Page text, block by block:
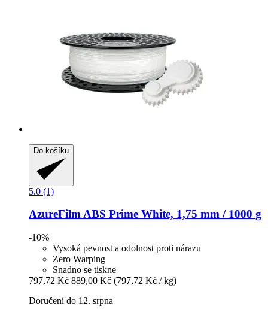
Do košíku
5.0 (1)
AzureFilmABS Prime White, 1,75 mm / 1000 g
-10%
Vysoká pevnost a odolnost proti nárazu
Zero Warping
Snadno se tiskne
797,72 Kč 889,00 Kč (797,72 Kč / kg)
Doručení do 12. srpna